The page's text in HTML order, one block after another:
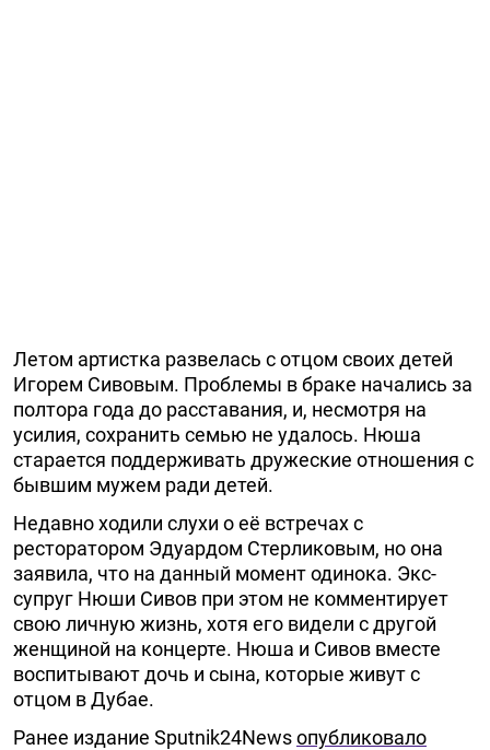
Летом артистка развелась с отцом своих детей
Игорем Сивовым. Проблемы в браке начались за
полтора года до расставания, и, несмотря на
усилия, сохранить семью не удалось. Нюша
старается поддерживать дружеские отношения с
бывшим мужем ради детей.
Недавно ходили слухи о её встречах с
ресторатором Эдуардом Стерликовым, но она
заявила, что на данный момент одинока. Экс-
супруг Нюши Сивов при этом не комментирует
свою личную жизнь, хотя его видели с другой
женщиной на концерте. Нюша и Сивов вместе
воспитывают дочь и сына, которые живут с
отцом в Дубае.
Ранее издание Sputnik24Newsопубликовало